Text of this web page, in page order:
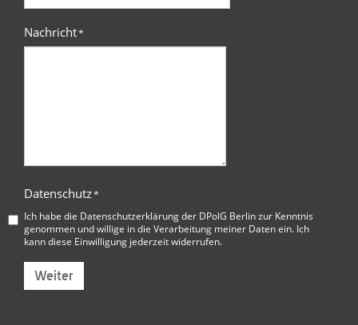
Nachricht*
Datenschutz*
Ich habe die Datenschutzerklärung der DPolG Berlinzur Kenntnis
genommen und willige in die Verarbeitung meiner Daten ein. Ich
kann diese Einwilligung jederzeit widerrufen.
Weiter